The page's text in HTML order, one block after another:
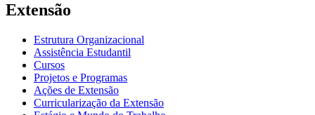
Extensão
Estrutura Organizacional
Assistência Estudantil
Cursos
Projetos e Programas
Ações de Extensão
Curricularização da Extensão